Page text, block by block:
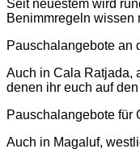
Seit neuestem wird
Benimmregeln
Pauschalangebote an
Auch in Cala Ratjada,
denen ihr euch auf
Pauschalangebote für
Auch in Magaluf,